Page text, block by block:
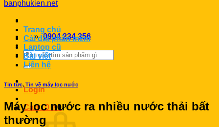
0904 234 356
Search
for:
Login
Cart /0 ₫ 0
Trang chủ
Cài đặt phần mềm
Laptop cũ
Bài viết
Liên hệ
Tin tức, Tin về máy lọc nước
Máy lọc nước ra nhiều nước thải bất
thường